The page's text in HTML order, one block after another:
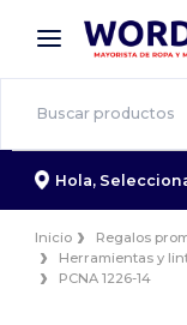
× App de
¡Mejores
Hola,
Inicio Regalos
Herramientas y
PCNA 1226-14